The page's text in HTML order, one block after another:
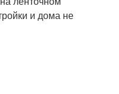
и дома не